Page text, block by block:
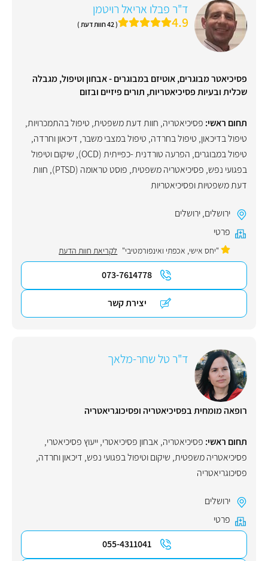
ד"ר פבלו אריאל רויטמן
4.9 ( 42 חוות דעת )
פסיכיאטר מבוגרים, אוטיזם במבוגרים - אבחון וטיפול, מגבלה
שכלית ובעיות פסיכיאטריות, תורים פיזיים ובזום
תחום ראשי: פסיכיאטריה, חוות דעת משפטית, טיפול בהתמכרויות,
טיפול בדיכאון, טיפול בחרדה, טיפול במצבי משבר, דיכאון וחרדה,
טיפול במבוגרים, הפרעה טורדנית -כפייתית (OCD) , שיקום וטיפול
בפגועי נפש, פסיכיאטריה משפטית, פוסט טראומה (PTSD) , חוות
דעת משפטיות ופסיכיאטריות
ירושלים,ירושלים
פרטי
"יחס אישי, אכפתי ואינפורמטיבי" לקריאת חוות הדעת
073-7614778
יצירת קשר
ד"ר טל שחר-מלאך
רופאה מומחית בפסיכיאטריה ופסיכוגריאטריה
תחום ראשי: פסיכיאטריה, אבחון פסיכיאטרי,ייעוץ פסיכיאטרי,
פסיכיאטריה משפטית, שיקום וטיפול בפגועי נפש, דיכאון וחרדה,
פסיכוגריאטריה
ירושלים
פרטי
055-4311041